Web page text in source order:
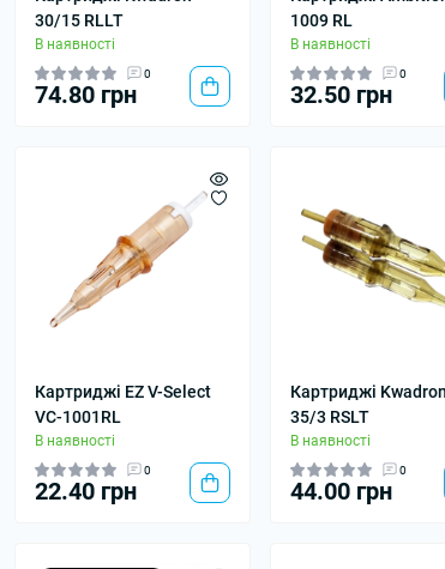
30/15 RLLT
В наявності
0
74.80 грн
1009 RL
В наявності
0
32.50 грн
Картриджі EZ V-Select
VC-1001RL
В наявності
0
22.40 грн
Картриджі Kwadron
35/3 RSLT
В наявності
0
44.00 грн